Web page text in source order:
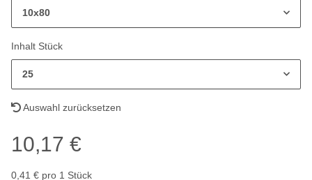
10x80
Inhalt Stück
25
Auswahl zurücksetzen
10,17 €
0,41 € pro 1 Stück